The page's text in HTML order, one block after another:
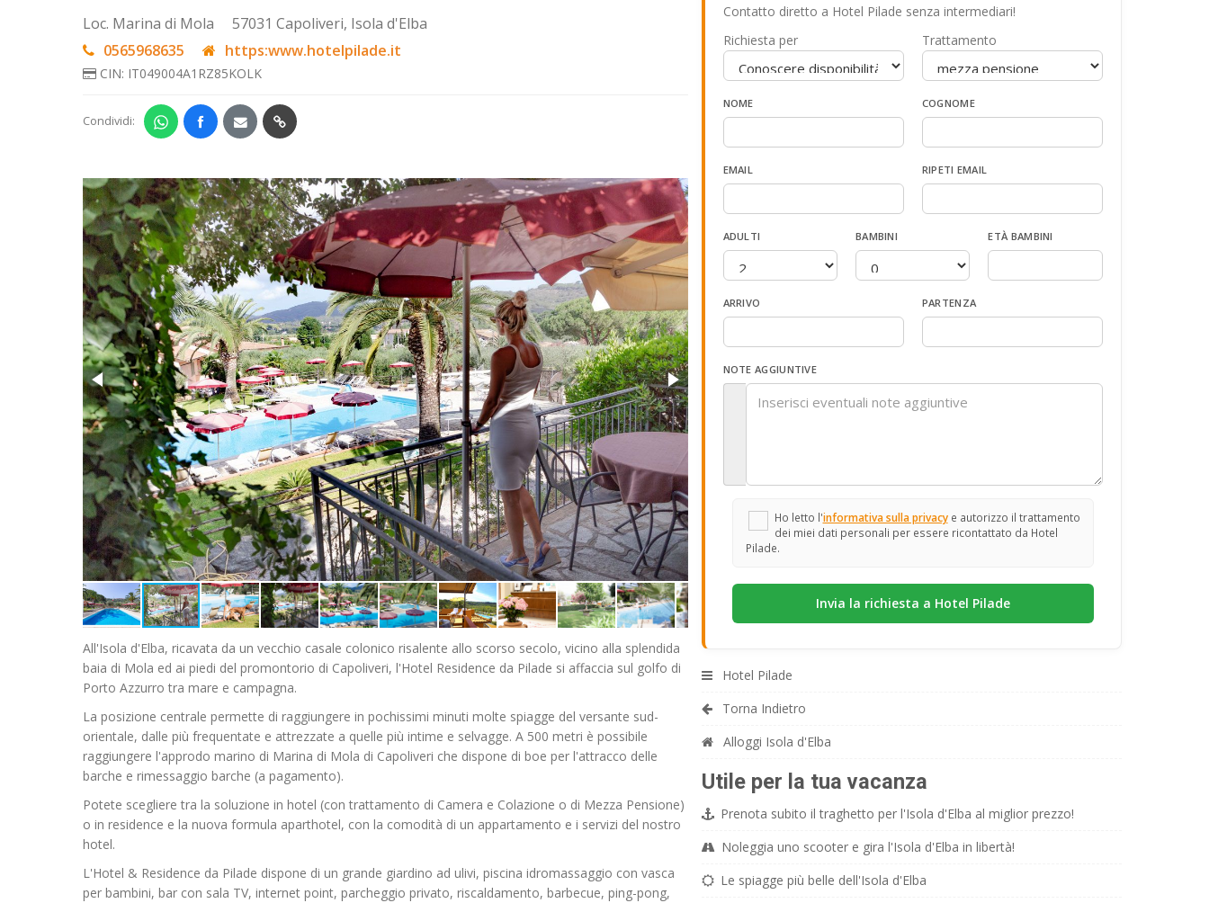
Loc. Marina di Mola
57031 Capoliveri, Isola d'Elba
0565968635
https:www.hotelpilade.it
CIN: IT049004A1RZ85KOLK
Condividi:
All'Isola d'Elba, ricavata da un vecchio casale colonico risalente allo scorso secolo, vicino alla splendida
baia di Mola ed ai piedi del promontorio di Capoliveri, l'Hotel Residence da Pilade si affaccia sul golfo di
Porto Azzurro tra mare e campagna.
La posizione centrale permette di raggiungere in pochissimi minuti molte spiagge del versante sud-
orientale, dalle più frequentate e attrezzate a quelle più intime e selvagge. A 500 metri è possibile
raggiungere l'approdo marino di Marina di Mola di Capoliveri che dispone di boe per l'attracco delle
barche e rimessaggio barche (a pagamento).
Potete scegliere tra la soluzione in hotel (con trattamento di Camera e Colazione o di Mezza Pensione)
o in residence e la nuova formula aparthotel, con la comodità di un appartamento e i servizi del nostro
hotel.
L'Hotel & Residence da Pilade dispone di un grande giardino ad ulivi, piscina idromassaggio con vasca
per bambini, bar con sala TV, internet point, parcheggio privato, riscaldamento, barbecue, ping-pong,
Contatto diretto a Hotel Pilade senza intermediari!
Richiesta per
Trattamento
NOME COGNOME
EMAIL RIPETI EMAIL
ADULTI BAMBINI ETÀ BAMBINI
ARRIVO PARTENZA
NOTE AGGIUNTIVE
Ho letto l'informativa sulla privacye autorizzo il trattamento
dei miei dati personali per essere ricontattato da Hotel
Pilade.
Hotel Pilade
Torna Indietro
Alloggi Isola d'Elba
Utile per la tua vacanza
Prenota subito il traghetto per l'Isola d'Elba al miglior prezzo!
Noleggia uno scooter e gira l'Isola d'Elba in libertà!
Le spiagge più belle dell'Isola d'Elba